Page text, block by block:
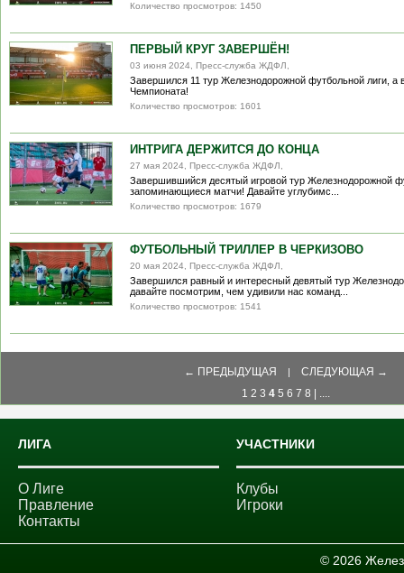
Количество просмотров: 1450
ПЕРВЫЙ КРУГ ЗАВЕРШЁН!
03 июня 2024, Пресс-служба ЖДФЛ,
Завершился 11 тур Железнодорожной футбольной лиги, а
Чемпионата!
Количество просмотров: 1601
ИНТРИГА ДЕРЖИТСЯ ДО КОНЦА
27 мая 2024, Пресс-служба ЖДФЛ,
Завершившийся десятый игровой тур Железнодорожной
запоминающиеся матчи! Давайте углубимс...
Количество просмотров: 1679
ФУТБОЛЬНЫЙ ТРИЛЛЕР В ЧЕРКИЗОВО
20 мая 2024, Пресс-служба ЖДФЛ,
Завершился равный и интересный девятый тур
давайте посмотрим, чем удивили нас команд...
Количество просмотров: 1541
← ПРЕДЫДУЩАЯ | СЛЕДУЮЩАЯ →
1 2 3 4 5 6 7 8 ....
ЛИГА
О Лиге
Правление
Контакты
УЧАСТНИКИ
Клубы
Игроки
© 2026